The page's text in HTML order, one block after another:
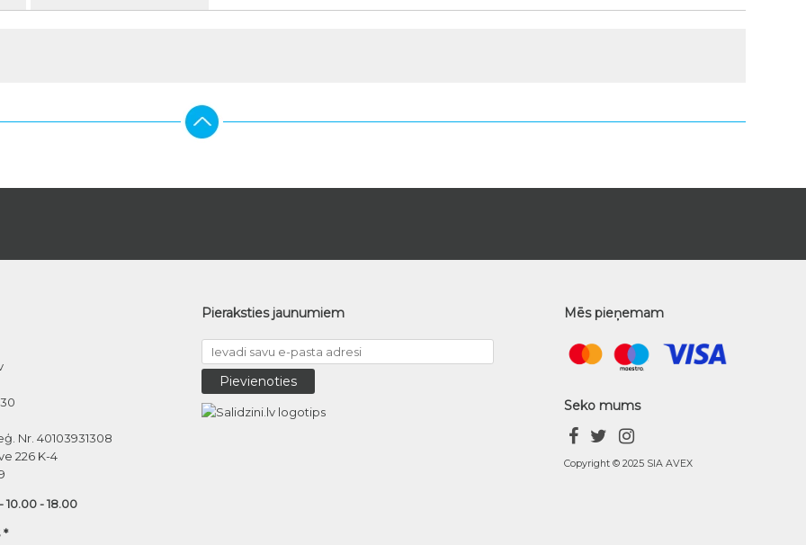
Nr. 40103931308
226 K-4
10.00 - 18.00
*
Pieraksties jaunumiem Mēs pieņemam
Seko mums
Copyright © 2025 SIA AVEX